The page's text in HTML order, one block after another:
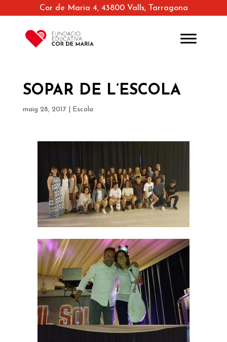
Cor de Maria 4, 43800 Valls, Tarragona
SOPAR DE L’ESCOLA
maig 28, 2017 Escola